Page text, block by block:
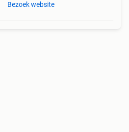
Bezoek website